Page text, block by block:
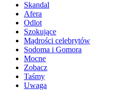
Skandal
Afera
Odlot
Szokujące
Mądrości celebrytów
Sodoma i Gomora
Mocne
Zobacz
Taśmy
Uwaga